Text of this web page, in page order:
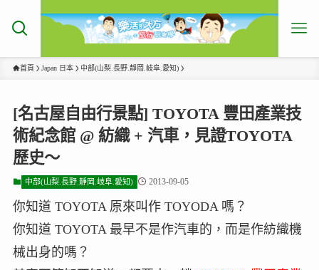
首頁 Japan 日本 中部(山梨.長野.靜岡.岐阜.愛知)
[名古屋自由行景點] TOYOTA 豐田產業技
術紀念館 @ 紡織 + 汽車，見證TOYOTA
歷史～
中部(山梨.長野.靜岡.岐阜.愛知) 2013-09-05
你知道 TOYOTA 原來叫作 TOYODA 嗎？
你知道 TOYOTA 最早不是作汽車的，而是作紡織機
械出身的嗎？